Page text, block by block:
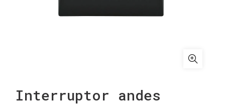
Interruptor andes